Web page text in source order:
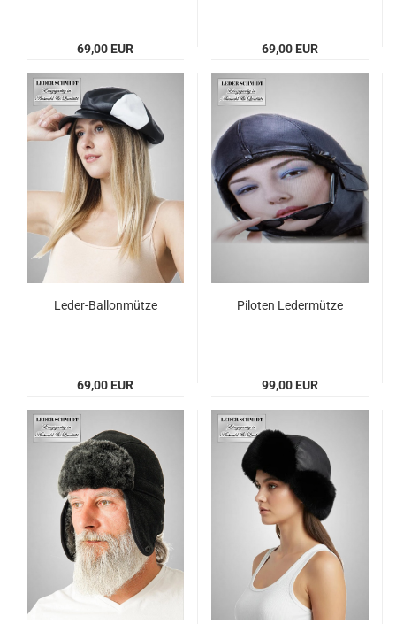
69,00 EUR 69,00 EUR
Leder-​​Bal­lon­müt­ze
69,00 EUR
Pi­lo­ten Le­der­müt­ze
99,00 EUR